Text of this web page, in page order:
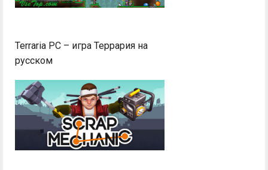
Terraria PC – игра Террария на
русском